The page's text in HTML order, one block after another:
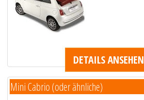
DETAILS ANSEHEN
Mini Cabrio (oder ähnliche)